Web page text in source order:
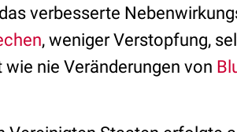
verbesserte
, weniger Verstopfung,
nie Veränderungen von